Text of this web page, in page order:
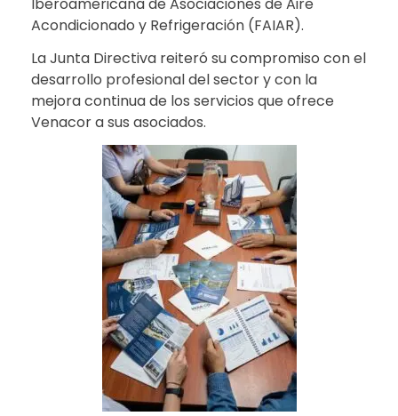
Acondicionado y Refrigeración (FAIAR).
La Junta Directiva reiteró su compromiso con el
desarrollo profesional del sector y con la
mejora continua de los servicios que ofrece
Venacor a sus asociados.